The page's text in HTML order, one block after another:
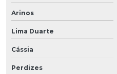
Arinos
Lima Duarte
Cássia
Perdizes